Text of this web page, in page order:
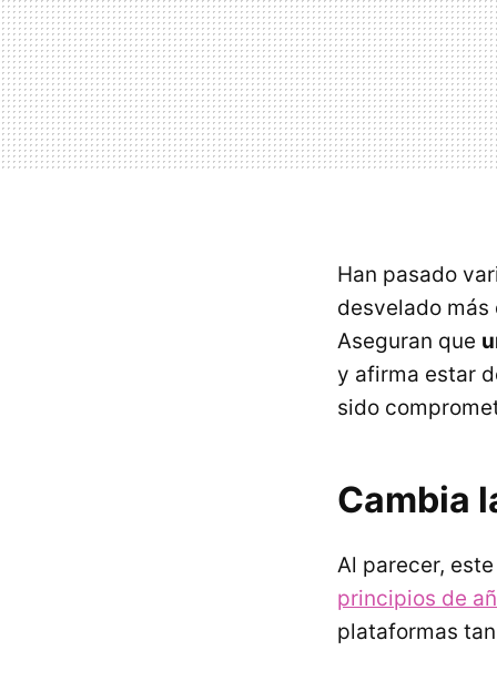
Han pasado
desvelado
Aseguran que
y afirma estar
sido
Cambia
Al parecer,
principios de
plataformas